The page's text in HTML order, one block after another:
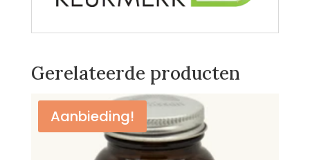
Gerelateerde producten
Aanbieding!